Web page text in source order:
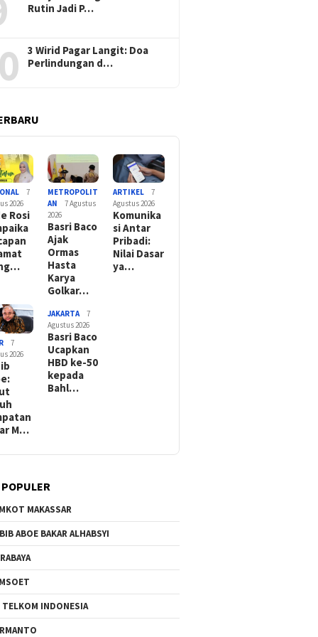
Rutin Jadi P…
3 Wirid Pagar Langit: Doa
Perlindungan d…
7
2026
Rosi
METROPOLIT
AN
7 Agustus
2026
Basri Baco
Ajak
Ormas
Hasta
Karya
Golkar…
ARTIKEL
7
Agustus 2026
Komunika
si Antar
Pribadi:
Nilai Dasar
ya…
7
2026
M…
JAKARTA
7
Agustus 2026
Basri Baco
Ucapkan
HBD ke-50
kepada
Bahl…
MAKASSAR
ABOE BAKAR ALHABSYI
TELKOM INDONESIA